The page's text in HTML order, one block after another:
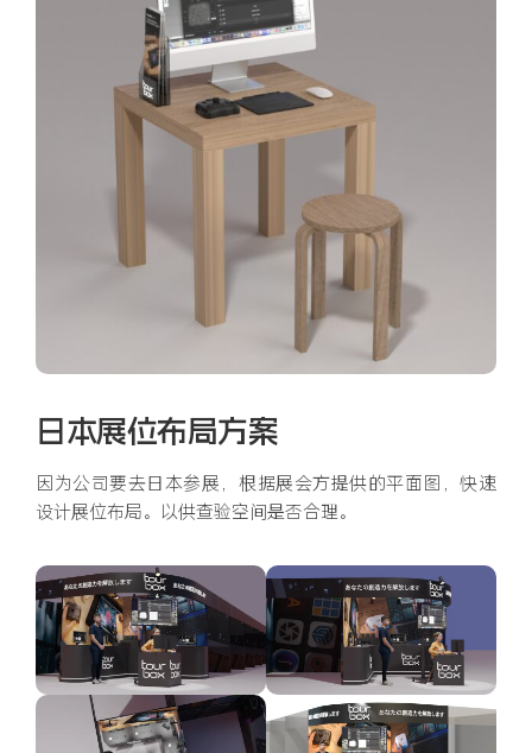
日本展位布局方案
因为公司要去日本参展，根据展会方提供的平面图，快速
设计展位布局。以供查验空间是否合理。